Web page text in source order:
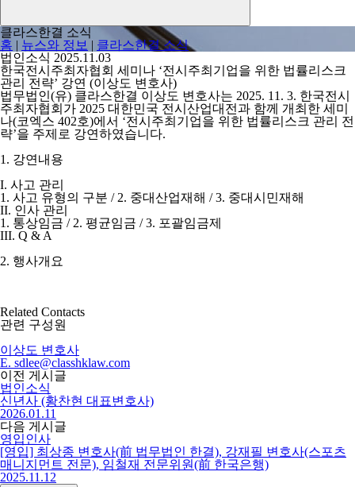
클라스한결 소식
홈 | 뉴스와 정보 | 클라스한결 소식
법인소식 2025.11.03
한국전시주최자협회 세미나 ‘전시주최기업을 위한 법률리스크
관리 전략’ 강연 (이상도 변호사)
법무법인(유) 클라스한결 이상도 변호사는 2025. 11. 3. 한국전시
주최자협회가 2025 대한민국 전시산업대전과 함께 개최한 세미
나(코엑스 402호)에서 ‘전시주최기업을 위한 법률리스크 관리 전
략’을 주제로 강연하였습니다.
1. 강연내용
I. 사고 관리
1. 사고 유형의 구분 / 2. 중대산업재해 / 3. 중대시민재해
II. 인사 관리
1. 통상임금 / 2. 평균임금 / 3. 포괄임금제
III. Q & A
2. 행사개요
Related Contacts
관련 구성원
이상도 변호사
E. sdlee@classhklaw.com
이전 게시글
법인소식
신년사 (황찬현 대표변호사)
2026.01.11
다음 게시글
영입인사
[영입] 최상종 변호사(前 법무법인 한결), 강재필 변호사(스포츠
매니지먼트 전문), 임철재 전문위원(前 한국은행)
2025.11.12